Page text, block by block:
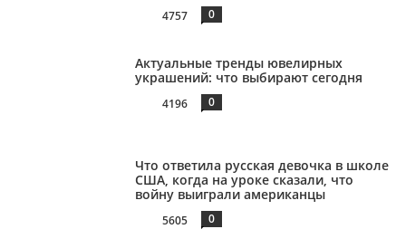
4757 0
Актуальные тренды ювелирных
украшений: что выбирают сегодня
4196 0
Что ответила русская девочка в школе
США, когда на уроке сказали, что
войну выиграли американцы
5605 0